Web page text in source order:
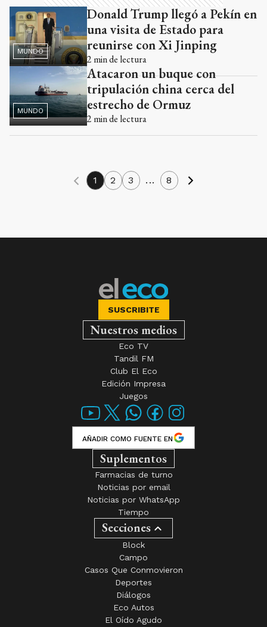
MUNDO
Donald Trump llegó a Pekín en
una visita de Estado para
reunirse con Xi Jinping
2 min de lectura
MUNDO
Atacaron un buque con
tripulación china cerca del
estrecho de Ormuz
2 min de lectura
1 2 3 ... 8
SUSCRIBITE
Nuestros medios
Eco TV
Tandil FM
Club El Eco
Edición Impresa
Juegos
AÑADIR COMO FUENTE EN
Suplementos
Farmacias de turno
Noticias por email
Noticias por WhatsApp
Tiempo
Secciones
Block
Campo
Casos Que Conmovieron
Deportes
Diálogos
Eco Autos
El Oído Agudo